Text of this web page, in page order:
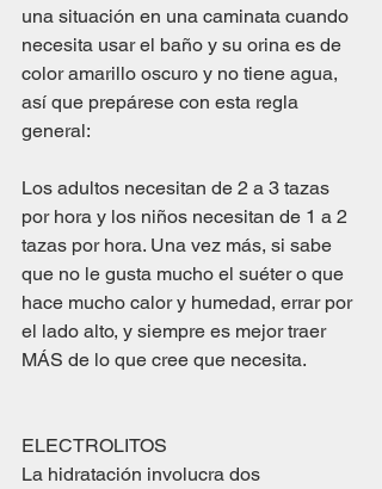
una situación en una caminata cuando
necesita usar el baño y su orina es de
color amarillo oscuro y no tiene agua,
así que prepárese con esta regla
general:
Los adultos necesitan de 2 a 3 tazas
por hora y los niños necesitan de 1 a 2
tazas por hora. Una vez más, si sabe
que no le gusta mucho el suéter o que
hace mucho calor y humedad, errar por
el lado alto, y siempre es mejor traer
MÁS de lo que cree que necesita.
ELECTROLITOS
La hidratación involucra dos